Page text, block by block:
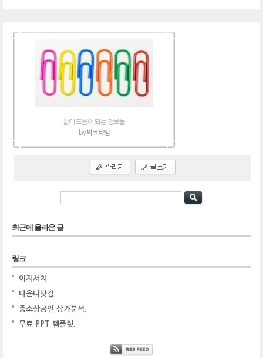
삶에 도움이 되는 정보들
by씨크타임
최근에 올라온 글
링크
이지서치.
다온나닷컴.
중소상공인 상가분석.
무료 PPT 템플릿.